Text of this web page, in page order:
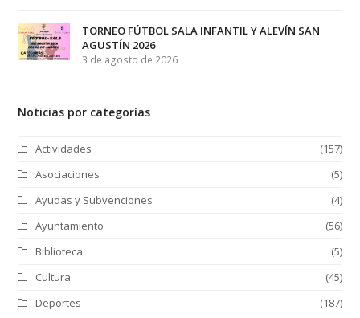
TORNEO FÚTBOL SALA INFANTIL Y ALEVÍN SAN
AGUSTÍN 2026
3 de agosto de 2026
Noticias por categorías
Actividades
(157)
Asociaciones
(5)
Ayudas y Subvenciones
(4)
Ayuntamiento
(56)
Biblioteca
(5)
Cultura
(45)
Deportes
(187)